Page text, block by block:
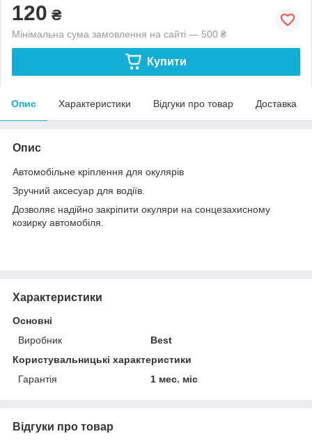
120 ₴
Мінімальна сума замовлення на сайті — 500 ₴
Купити
Опис Характеристики Відгуки про товар Доставка
Опис
Автомобільне кріплення для окулярів
Зручний аксесуар для водіїв.
Дозволяє надійно закріпити окуляри на сонцезахисному
козирку автомобіля.
Характеристики
Основні
Виробник
Best
Користувальницькі характеристики
Гарантія
1 мес. міс
Відгуки про товар